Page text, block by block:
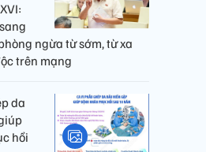
ngừa từ sớm, từ xa
trên mạng
da
hồi